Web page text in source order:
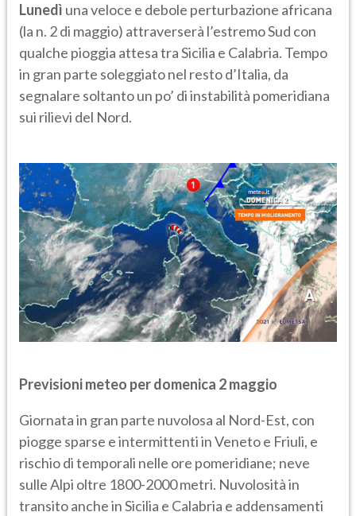
Lunedì una veloce e debole perturbazione africana
(la n. 2 di maggio) attraverserà l’estremo Sud con
qualche pioggia attesa tra Sicilia e Calabria. Tempo
in gran parte soleggiato nel resto d’Italia, da
segnalare soltanto un po’ di instabilità pomeridiana
sui rilievi del Nord.
Previsioni meteo per domenica 2 maggio
Giornata in gran parte nuvolosa al Nord-Est, con
piogge sparse e intermittenti in Veneto e Friuli, e
rischio di temporali nelle ore pomeridiane; neve
sulle Alpi oltre 1800-2000 metri. Nuvolosità in
transito anche in Sicilia e Calabria e addensamenti